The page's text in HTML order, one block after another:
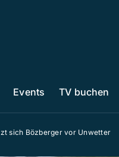
Events TV buchen
sich Bözberger vor Unwetter